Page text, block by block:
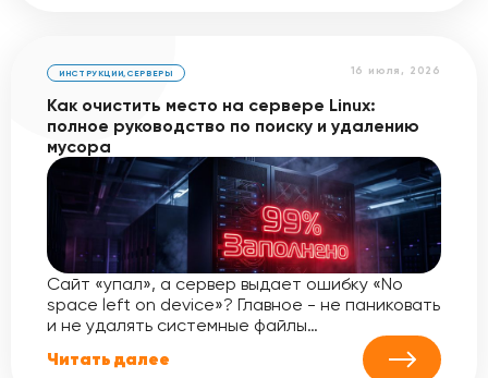
16 июля, 2026
ИНСТРУКЦИИ, СЕРВЕРЫ
Как очистить место на сервере Linux:
полное руководство по поиску и удалению
мусора
Сайт «упал», а сервер выдает ошибку «No
space left on device»? Главное - не паниковать
и не удалять системные файлы…
Читать далее